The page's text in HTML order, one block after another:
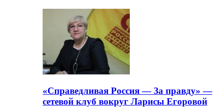
«Справедливая Россия — За правду» —
сетевой клуб вокруг Ларисы Егоровой